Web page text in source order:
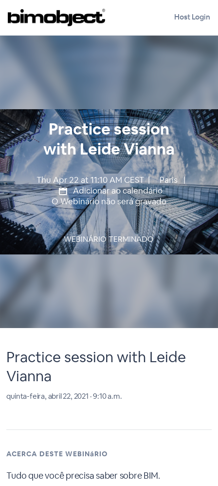
Host Login
Practice session
with Leide Vianna
Thu Apr 22 at 11:10 AM CEST | Paris |
Adicionar ao calendário
O Webinário não será gravado
WEBINÁRIO TERMINADO
Practice session with Leide
Vianna
quinta-feira, abril 22, 2021 · 9:10 a.m.
ACERCA DESTE WEBINáRIO
Tudo que você precisa saber sobre BIM.